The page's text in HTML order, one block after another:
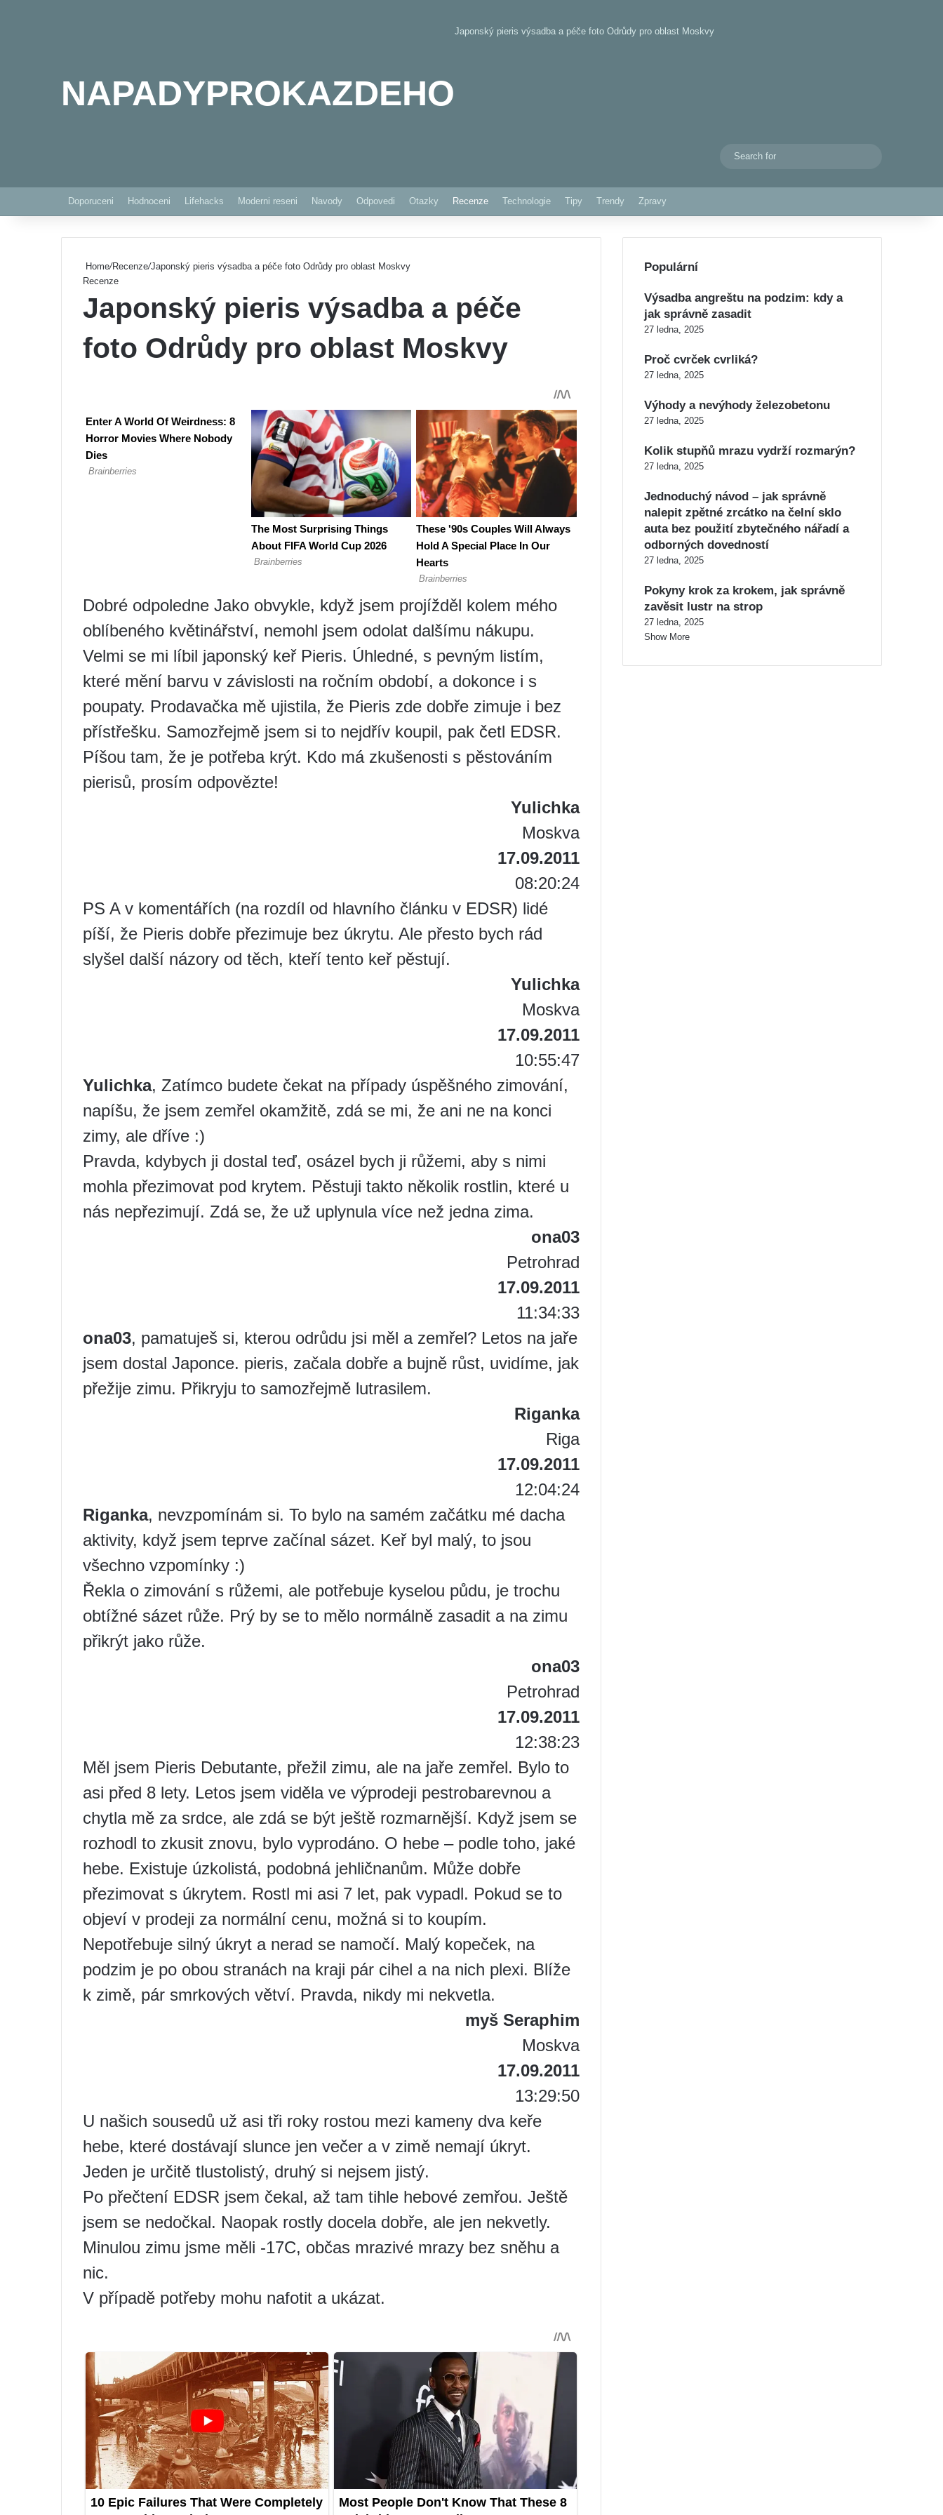
NAPADYPROKAZDEHO
Japonský pieris výsadba a péče foto Odrůdy pro oblast Moskvy
Switch skin
Doporuceni Hodnoceni Lifehacks Moderni reseni Navody Odpovedi Otazky Recenze Technologie Tipy Trendy Zpravy
Home/Recenze/Japonský pieris výsadba a péče foto Odrůdy pro oblast Moskvy
Recenze
Japonský pieris výsadba a péče
foto Odrůdy pro oblast Moskvy
Dobré odpoledne Jako obvykle, když jsem projížděl kolem mého
oblíbeného květinářství, nemohl jsem odolat dalšímu nákupu.
Velmi se mi líbil japonský keř Pieris. Úhledné, s pevným listím,
které mění barvu v závislosti na ročním období, a dokonce i s
poupaty. Prodavačka mě ujistila, že Pieris zde dobře zimuje i bez
přístřešku. Samozřejmě jsem si to nejdřív koupil, pak četl EDSR.
Píšou tam, že je potřeba krýt. Kdo má zkušenosti s pěstováním
pierisů, prosím odpovězte!
Yulichka
Moskva
17.09.2011
08:20:24
PS A v komentářích (na rozdíl od hlavního článku v EDSR) lidé
píší, že Pieris dobře přezimuje bez úkrytu. Ale přesto bych rád
slyšel další názory od těch, kteří tento keř pěstují.
Yulichka
Moskva
17.09.2011
10:55:47
Yulichka, Zatímco budete čekat na případy úspěšného zimování,
napíšu, že jsem zemřel okamžitě, zdá se mi, že ani ne na konci
zimy, ale dříve :)
Pravda, kdybych ji dostal teď, osázel bych ji růžemi, aby s nimi
mohla přezimovat pod krytem. Pěstuji takto několik rostlin, které u
nás nepřezimují. Zdá se, že už uplynula více než jedna zima.
ona03
Petrohrad
17.09.2011
11:34:33
ona03, pamatuješ si, kterou odrůdu jsi měl a zemřel? Letos na jaře
jsem dostal Japonce. pieris, začala dobře a bujně růst, uvidíme, jak
přežije zimu. Přikryju to samozřejmě lutrasilem.
Riganka
Riga
17.09.2011
12:04:24
Riganka, nevzpomínám si. To bylo na samém začátku mé dacha
aktivity, když jsem teprve začínal sázet. Keř byl malý, to jsou
všechno vzpomínky :)
Řekla o zimování s růžemi, ale potřebuje kyselou půdu, je trochu
obtížné sázet růže. Prý by se to mělo normálně zasadit a na zimu
přikrýt jako růže.
ona03
Petrohrad
17.09.2011
12:38:23
Měl jsem Pieris Debutante, přežil zimu, ale na jaře zemřel. Bylo to
asi před 8 lety. Letos jsem viděla ve výprodeji pestrobarevnou a
chytla mě za srdce, ale zdá se být ještě rozmarnější. Když jsem se
rozhodl to zkusit znovu, bylo vyprodáno. O hebe – podle toho, jaké
hebe. Existuje úzkolistá, podobná jehličnanům. Může dobře
přezimovat s úkrytem. Rostl mi asi 7 let, pak vypadl. Pokud se to
objeví v prodeji za normální cenu, možná si to koupím.
Nepotřebuje silný úkryt a nerad se namočí. Malý kopeček, na
podzim je po obou stranách na kraji pár cihel a na nich plexi. Blíže
k zimě, pár smrkových větví. Pravda, nikdy mi nekvetla.
myš Seraphim
Moskva
17.09.2011
13:29:50
U našich sousedů už asi tři roky rostou mezi kameny dva keře
hebe, které dostávají slunce jen večer a v zimě nemají úkryt.
Jeden je určitě tlustolistý, druhý si nejsem jistý.
Po přečtení EDSR jsem čekal, až tam tihle hebové zemřou. Ještě
jsem se nedočkal. Naopak rostly docela dobře, ale jen nekvetly.
Minulou zimu jsme měli -17C, občas mrazivé mrazy bez sněhu a
nic.
V případě potřeby mohu nafotit a ukázat.
Populární
Výsadba angreštu na podzim: kdy a
jak správně zasadit
27 ledna, 2025
Proč cvrček cvrliká?
27 ledna, 2025
Výhody a nevýhody železobetonu
27 ledna, 2025
Kolik stupňů mrazu vydrží rozmarýn?
27 ledna, 2025
Jednoduchý návod – jak správně
nalepit zpětné zrcátko na čelní sklo
auta bez použití zbytečného nářadí a
odborných dovedností
27 ledna, 2025
Pokyny krok za krokem, jak správně
zavěsit lustr na strop
27 ledna, 2025
Show More